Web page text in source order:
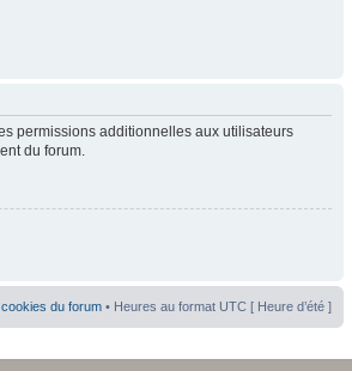
permissions additionnelles aux utilisateurs
du forum.
du forum • Heures au format UTC [ Heure d’été ]